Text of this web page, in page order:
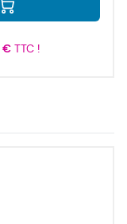
€TTC !